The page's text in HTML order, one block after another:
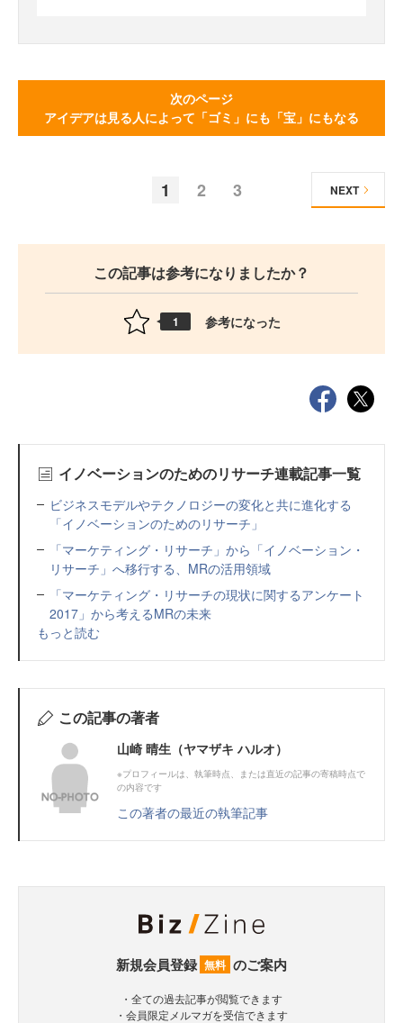
次のページ
アイデアは見る人によって「ゴミ」にも「宝」にもなる
1 2 3 NEXT
この記事は参考になりましたか？
1 参考になった
イノベーションのためのリサーチ連載記事一覧
ビジネスモデルやテクノロジーの変化と共に進化する
「イノベーションのためのリサーチ」
「マーケティング・リサーチ」から「イノベーション・
リサーチ」へ移行する、MRの活用領域
「マーケティング・リサーチの現状に関するアンケート
2017」から考えるMRの未来
もっと読む
この記事の著者
山崎 晴生（ヤマザキ ハルオ）
※プロフィールは、執筆時点、または直近の記事の寄稿時点で
の内容です
この著者の最近の執筆記事
新規会員登録 無料 のご案内
・全ての過去記事が閲覧できます
・会員限定メルマガを受信できます